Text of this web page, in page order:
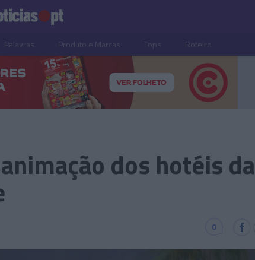
Palavras Produto e Marcas Tops Roteiro
dos hotéis da
0